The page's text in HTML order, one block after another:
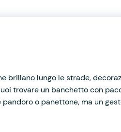
brillano lungo le strade,
trovare un banchetto con
o panettone, ma un